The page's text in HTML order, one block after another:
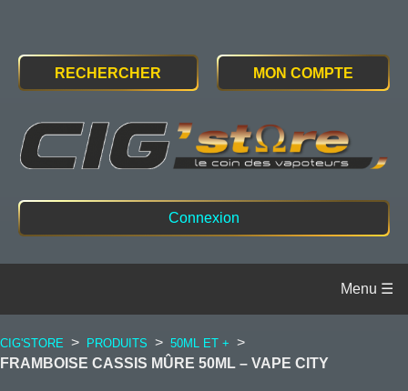
RECHERCHER MON COMPTE
Connexion
CIG'STORE > PRODUITS > 50ML ET + >
FRAMBOISE CASSIS MÛRE 50ML – VAPE CITY